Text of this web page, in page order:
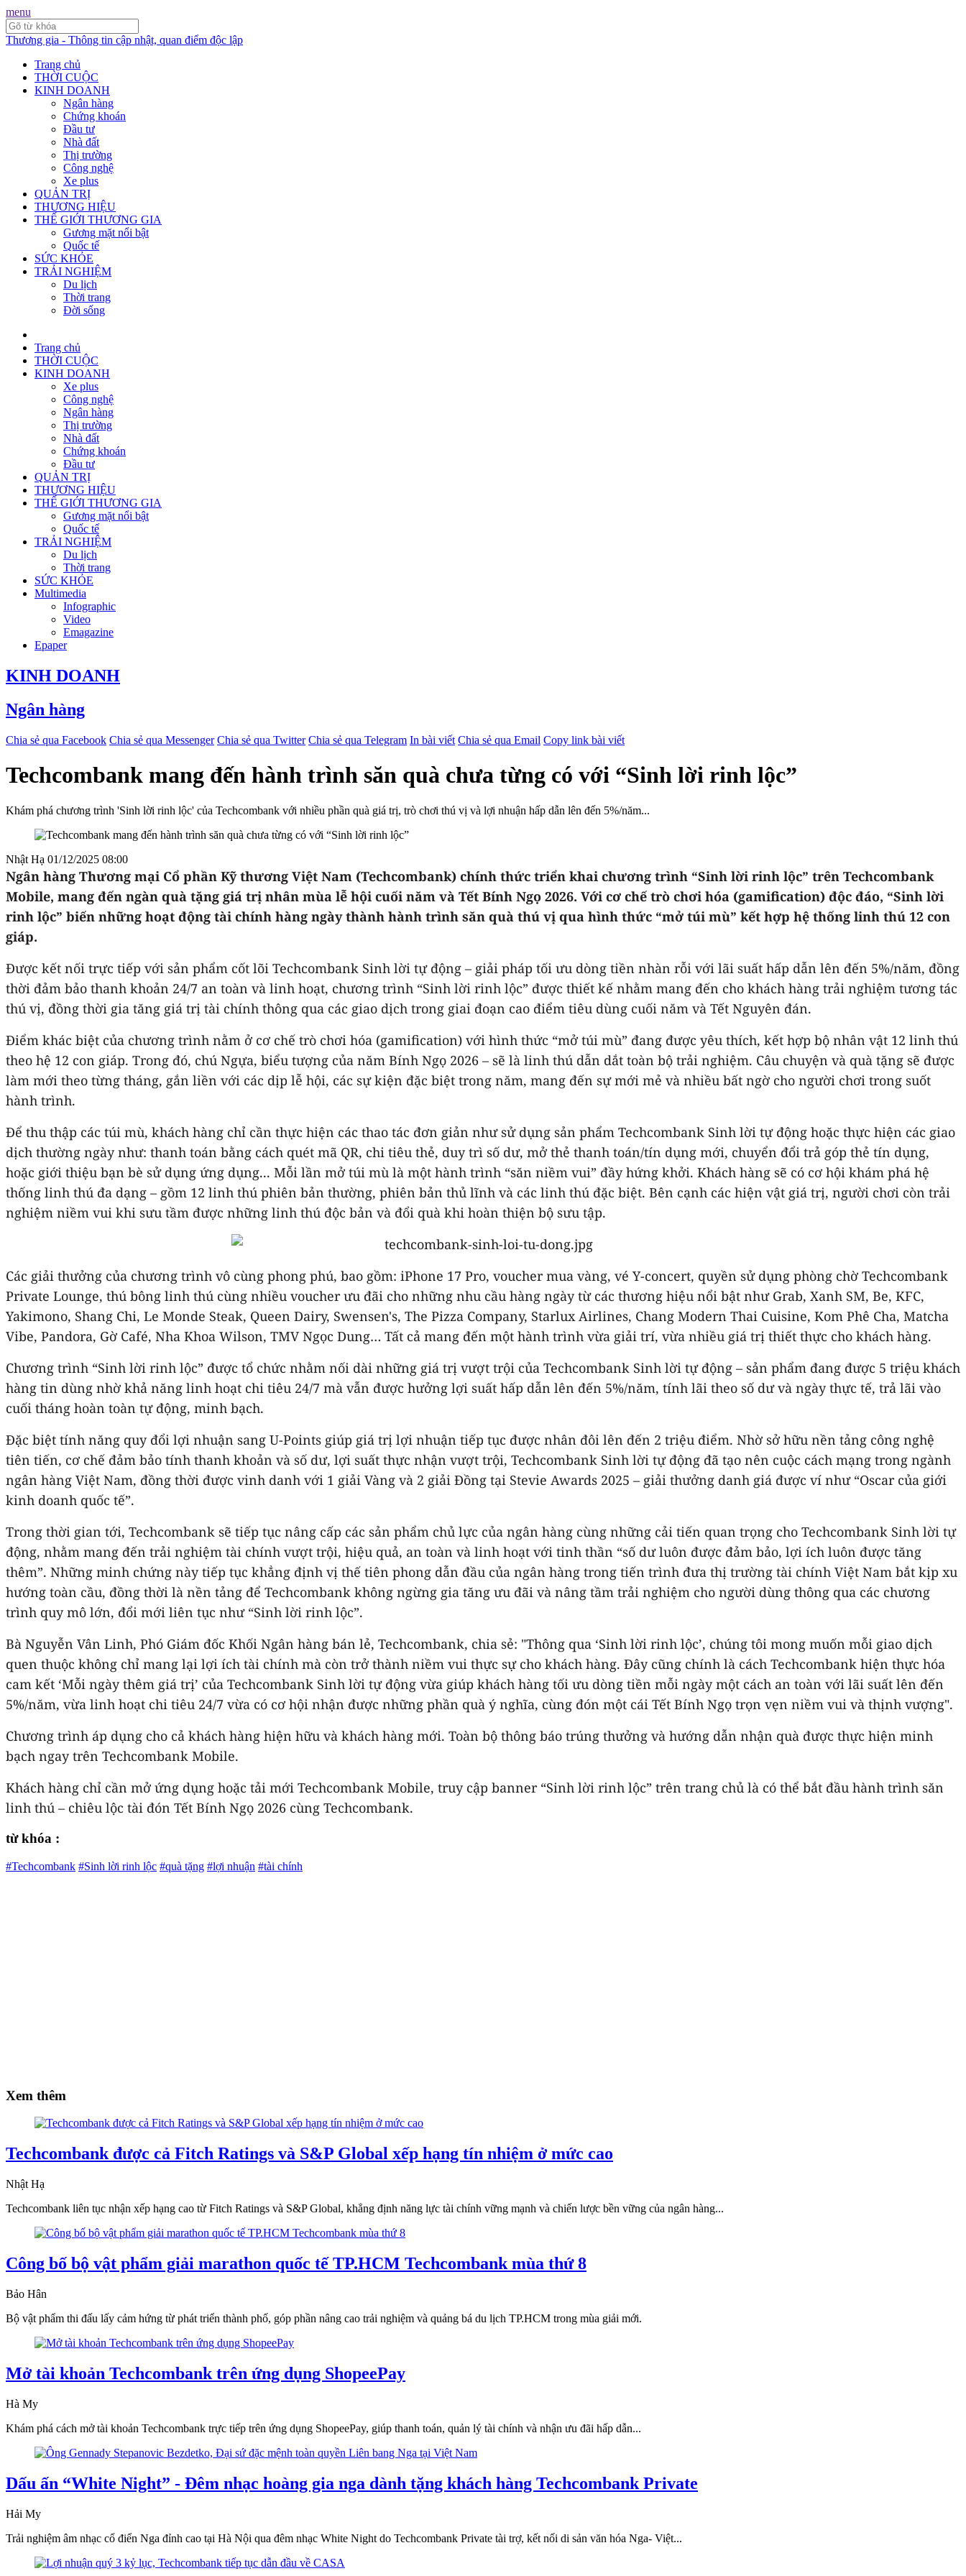
menu
Thương gia - Thông tin cập nhật, quan điểm độc lập
Trang chủ
THỜI CUỘC
KINH DOANH
Ngân hàng
Chứng khoán
Đầu tư
Nhà đất
Thị trường
Công nghệ
Xe plus
QUẢN TRỊ
THƯƠNG HIỆU
THẾ GIỚI THƯƠNG GIA
Gương mặt nổi bật
Quốc tế
SỨC KHỎE
TRẢI NGHIỆM
Du lịch
Thời trang
Đời sống
Trang chủ
THỜI CUỘC
KINH DOANH
Xe plus
Công nghệ
Ngân hàng
Thị trường
Nhà đất
Chứng khoán
Đầu tư
QUẢN TRỊ
THƯƠNG HIỆU
THẾ GIỚI THƯƠNG GIA
Gương mặt nổi bật
Quốc tế
TRẢI NGHIỆM
Du lịch
Thời trang
SỨC KHỎE
Multimedia
Infographic
Video
Emagazine
Epaper
KINH DOANH
Ngân hàng
Chia sẻ qua Facebook Chia sẻ qua Messenger Chia sẻ qua Twitter Chia sẻ qua Telegram In bài viết Chia sẻ qua Email Copy link bài viết
Techcombank mang đến hành trình săn quà chưa từng có với “Sinh lời rinh lộc”
Khám phá chương trình 'Sinh lời rinh lộc' của Techcombank với nhiều phần quà giá trị, trò chơi thú vị và lợi nhuận hấp dẫn lên đến 5%/năm...
Nhật Hạ 01/12/2025 08:00
Ngân hàng Thương mại Cổ phần Kỹ thương Việt Nam (Techcombank) chính thức triển khai chương trình “Sinh lời rinh lộc” trên Techcombank
Mobile, mang đến ngàn quà tặng giá trị nhân mùa lễ hội cuối năm và Tết Bính Ngọ 2026. Với cơ chế trò chơi hóa (gamification) độc đáo, “Sinh lời
rinh lộc” biến những hoạt động tài chính hàng ngày thành hành trình săn quà thú vị qua hình thức “mở túi mù” kết hợp hệ thống linh thú 12 con
giáp.
Được kết nối trực tiếp với sản phẩm cốt lõi Techcombank Sinh lời tự động – giải pháp tối ưu dòng tiền nhàn rỗi với lãi suất hấp dẫn lên đến 5%/năm, đồng
thời đảm bảo thanh khoản 24/7 an toàn và linh hoạt, chương trình “Sinh lời rinh lộc” được thiết kế nhằm mang đến cho khách hàng trải nghiệm tương tác
thú vị, đồng thời gia tăng giá trị tài chính thông qua các giao dịch trong giai đoạn cao điểm tiêu dùng cuối năm và Tết Nguyên đán.
Điểm khác biệt của chương trình nằm ở cơ chế trò chơi hóa (gamification) với hình thức “mở túi mù” đang được yêu thích, kết hợp bộ nhân vật 12 linh thú
theo hệ 12 con giáp. Trong đó, chú Ngựa, biểu tượng của năm Bính Ngọ 2026 – sẽ là linh thú dẫn dắt toàn bộ trải nghiệm. Câu chuyện và quà tặng sẽ được
làm mới theo từng tháng, gắn liền với các dịp lễ hội, các sự kiện đặc biệt trong năm, mang đến sự mới mẻ và nhiều bất ngờ cho người chơi trong suốt
hành trình.
Để thu thập các túi mù, khách hàng chỉ cần thực hiện các thao tác đơn giản như sử dụng sản phẩm Techcombank Sinh lời tự động hoặc thực hiện các giao
dịch thường ngày như: thanh toán bằng cách quét mã QR, chi tiêu thẻ, duy trì số dư, mở thẻ thanh toán/tín dụng mới, chuyển đổi trả góp thẻ tín dụng,
hoặc giới thiệu bạn bè sử dụng ứng dụng... Mỗi lần mở túi mù là một hành trình “săn niềm vui” đầy hứng khởi. Khách hàng sẽ có cơ hội khám phá hệ
thống linh thú đa dạng – gồm 12 linh thú phiên bản thường, phiên bản thủ lĩnh và các linh thú đặc biệt. Bên cạnh các hiện vật giá trị, người chơi còn trải
nghiệm niềm vui khi sưu tầm được những linh thú độc bản và đổi quà khi hoàn thiện bộ sưu tập.
Các giải thưởng của chương trình vô cùng phong phú, bao gồm: iPhone 17 Pro, voucher mua vàng, vé Y-concert, quyền sử dụng phòng chờ Techcombank
Private Lounge, thú bông linh thú cùng nhiều voucher ưu đãi cho những nhu cầu hàng ngày từ các thương hiệu nổi bật như Grab, Xanh SM, Be, KFC,
Yakimono, Shang Chi, Le Monde Steak, Queen Dairy, Swensen's, The Pizza Company, Starlux Airlines, Chang Modern Thai Cuisine, Kom Phê Cha, Matcha
Vibe, Pandora, Gờ Café, Nha Khoa Wilson, TMV Ngọc Dung… Tất cả mang đến một hành trình vừa giải trí, vừa nhiều giá trị thiết thực cho khách hàng.
Chương trình “Sinh lời rinh lộc” được tổ chức nhằm nối dài những giá trị vượt trội của Techcombank Sinh lời tự động – sản phẩm đang được 5 triệu khách
hàng tin dùng nhờ khả năng linh hoạt chi tiêu 24/7 mà vẫn được hưởng lợi suất hấp dẫn lên đến 5%/năm, tính lãi theo số dư và ngày thực tế, trả lãi vào
cuối tháng hoàn toàn tự động, minh bạch.
Đặc biệt tính năng quy đổi lợi nhuận sang U-Points giúp giá trị lợi nhuận tiếp tục được nhân đôi lên đến 2 triệu điểm. Nhờ sở hữu nền tảng công nghệ
tiên tiến, cơ chế đảm bảo tính thanh khoản và số dư, lợi suất thực nhận vượt trội, Techcombank Sinh lời tự động đã tạo nên cuộc cách mạng trong ngành
ngân hàng Việt Nam, đồng thời được vinh danh với 1 giải Vàng và 2 giải Đồng tại Stevie Awards 2025 – giải thưởng danh giá được ví như “Oscar của giới
kinh doanh quốc tế”.
Trong thời gian tới, Techcombank sẽ tiếp tục nâng cấp các sản phẩm chủ lực của ngân hàng cùng những cải tiến quan trọng cho Techcombank Sinh lời tự
động, nhằm mang đến trải nghiệm tài chính vượt trội, hiệu quả, an toàn và linh hoạt với tinh thần “số dư luôn được đảm bảo, lợi ích luôn được tăng
thêm”. Những minh chứng này tiếp tục khẳng định vị thế tiên phong dẫn đầu của ngân hàng trong tiến trình đưa thị trường tài chính Việt Nam bắt kịp xu
hướng toàn cầu, đồng thời là nền tảng để Techcombank không ngừng gia tăng ưu đãi và nâng tầm trải nghiệm cho người dùng thông qua các chương
trình quy mô lớn, đổi mới liên tục như “Sinh lời rinh lộc”.
Bà Nguyễn Vân Linh, Phó Giám đốc Khối Ngân hàng bán lẻ, Techcombank, chia sẻ: "Thông qua ‘Sinh lời rinh lộc’, chúng tôi mong muốn mỗi giao dịch
quen thuộc không chỉ mang lại lợi ích tài chính mà còn trở thành niềm vui thực sự cho khách hàng. Đây cũng chính là cách Techcombank hiện thực hóa
cam kết ‘Mỗi ngày thêm giá trị’ của Techcombank Sinh lời tự động vừa giúp khách hàng tối ưu dòng tiền mỗi ngày một cách an toàn với lãi suất lên đến
5%/năm, vừa linh hoạt chi tiêu 24/7 vừa có cơ hội nhận được những phần quà ý nghĩa, cùng đón một cái Tết Bính Ngọ trọn vẹn niềm vui và thịnh vượng".
Chương trình áp dụng cho cả khách hàng hiện hữu và khách hàng mới. Toàn bộ thông báo trúng thưởng và hướng dẫn nhận quà được thực hiện minh
bạch ngay trên Techcombank Mobile.
Khách hàng chỉ cần mở ứng dụng hoặc tải mới Techcombank Mobile, truy cập banner “Sinh lời rinh lộc” trên trang chủ là có thể bắt đầu hành trình săn
linh thú – chiêu lộc tài đón Tết Bính Ngọ 2026 cùng Techcombank.
từ khóa :
#Techcombank #Sinh lời rinh lộc #quà tặng #lợi nhuận #tài chính
Xem thêm
Techcombank được cả Fitch Ratings và S&P Global xếp hạng tín nhiệm ở mức cao
Nhật Hạ
Techcombank liên tục nhận xếp hạng cao từ Fitch Ratings và S&P Global, khẳng định năng lực tài chính vững mạnh và chiến lược bền vững của ngân hàng...
Công bố bộ vật phẩm giải marathon quốc tế TP.HCM Techcombank mùa thứ 8
Bảo Hân
Bộ vật phẩm thi đấu lấy cảm hứng từ phát triển thành phố, góp phần nâng cao trải nghiệm và quảng bá du lịch TP.HCM trong mùa giải mới.
Mở tài khoản Techcombank trên ứng dụng ShopeePay
Hà My
Khám phá cách mở tài khoản Techcombank trực tiếp trên ứng dụng ShopeePay, giúp thanh toán, quản lý tài chính và nhận ưu đãi hấp dẫn...
Dấu ấn “White Night” - Đêm nhạc hoàng gia nga dành tặng khách hàng Techcombank Private
Hải My
Trải nghiệm âm nhạc cổ điển Nga đỉnh cao tại Hà Nội qua đêm nhạc White Night do Techcombank Private tài trợ, kết nối di sản văn hóa Nga- Việt...